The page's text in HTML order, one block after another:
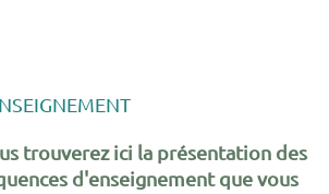
trouverez ici la présentation des
d'enseignement que vous